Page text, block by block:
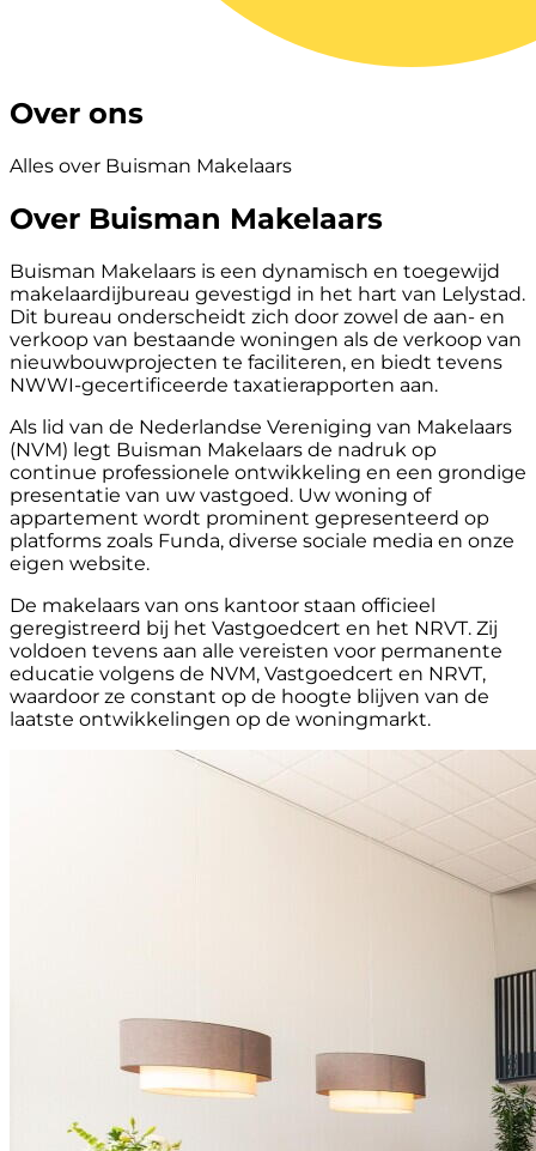
Over ons
Alles over Buisman Makelaars
Over Buisman Makelaars
Buisman Makelaars is een dynamisch en toegewijd
makelaardijbureau gevestigd in het hart van Lelystad.
Dit bureau onderscheidt zich door zowel de aan- en
verkoop van bestaande woningen als de verkoop van
nieuwbouwprojecten te faciliteren, en biedt tevens
NWWI-gecertificeerde taxatierapporten aan.
Als lid van de Nederlandse Vereniging van Makelaars
(NVM) legt Buisman Makelaars de nadruk op
continue professionele ontwikkeling en een grondige
presentatie van uw vastgoed. Uw woning of
appartement wordt prominent gepresenteerd op
platforms zoals Funda, diverse sociale media en onze
eigen website.
De makelaars van ons kantoor staan officieel
geregistreerd bij het Vastgoedcert en het NRVT. Zij
voldoen tevens aan alle vereisten voor permanente
educatie volgens de NVM, Vastgoedcert en NRVT,
waardoor ze constant op de hoogte blijven van de
laatste ontwikkelingen op de woningmarkt.